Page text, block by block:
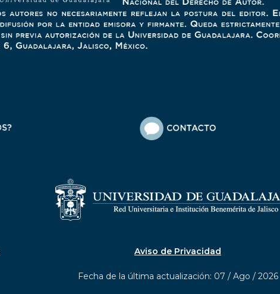
Aviso de Privacidad
Fecha de la última actualización: 07 / Ago / 2026